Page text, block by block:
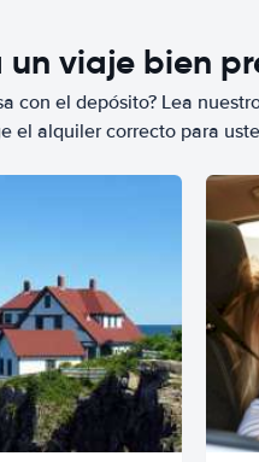
un viaje bien
con el depósito? Lea
el alquiler correcto para